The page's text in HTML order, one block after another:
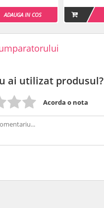
: vezi pe ambalaj.
ADAUGA IN COS
ai utilizat produsul?
Acorda o nota